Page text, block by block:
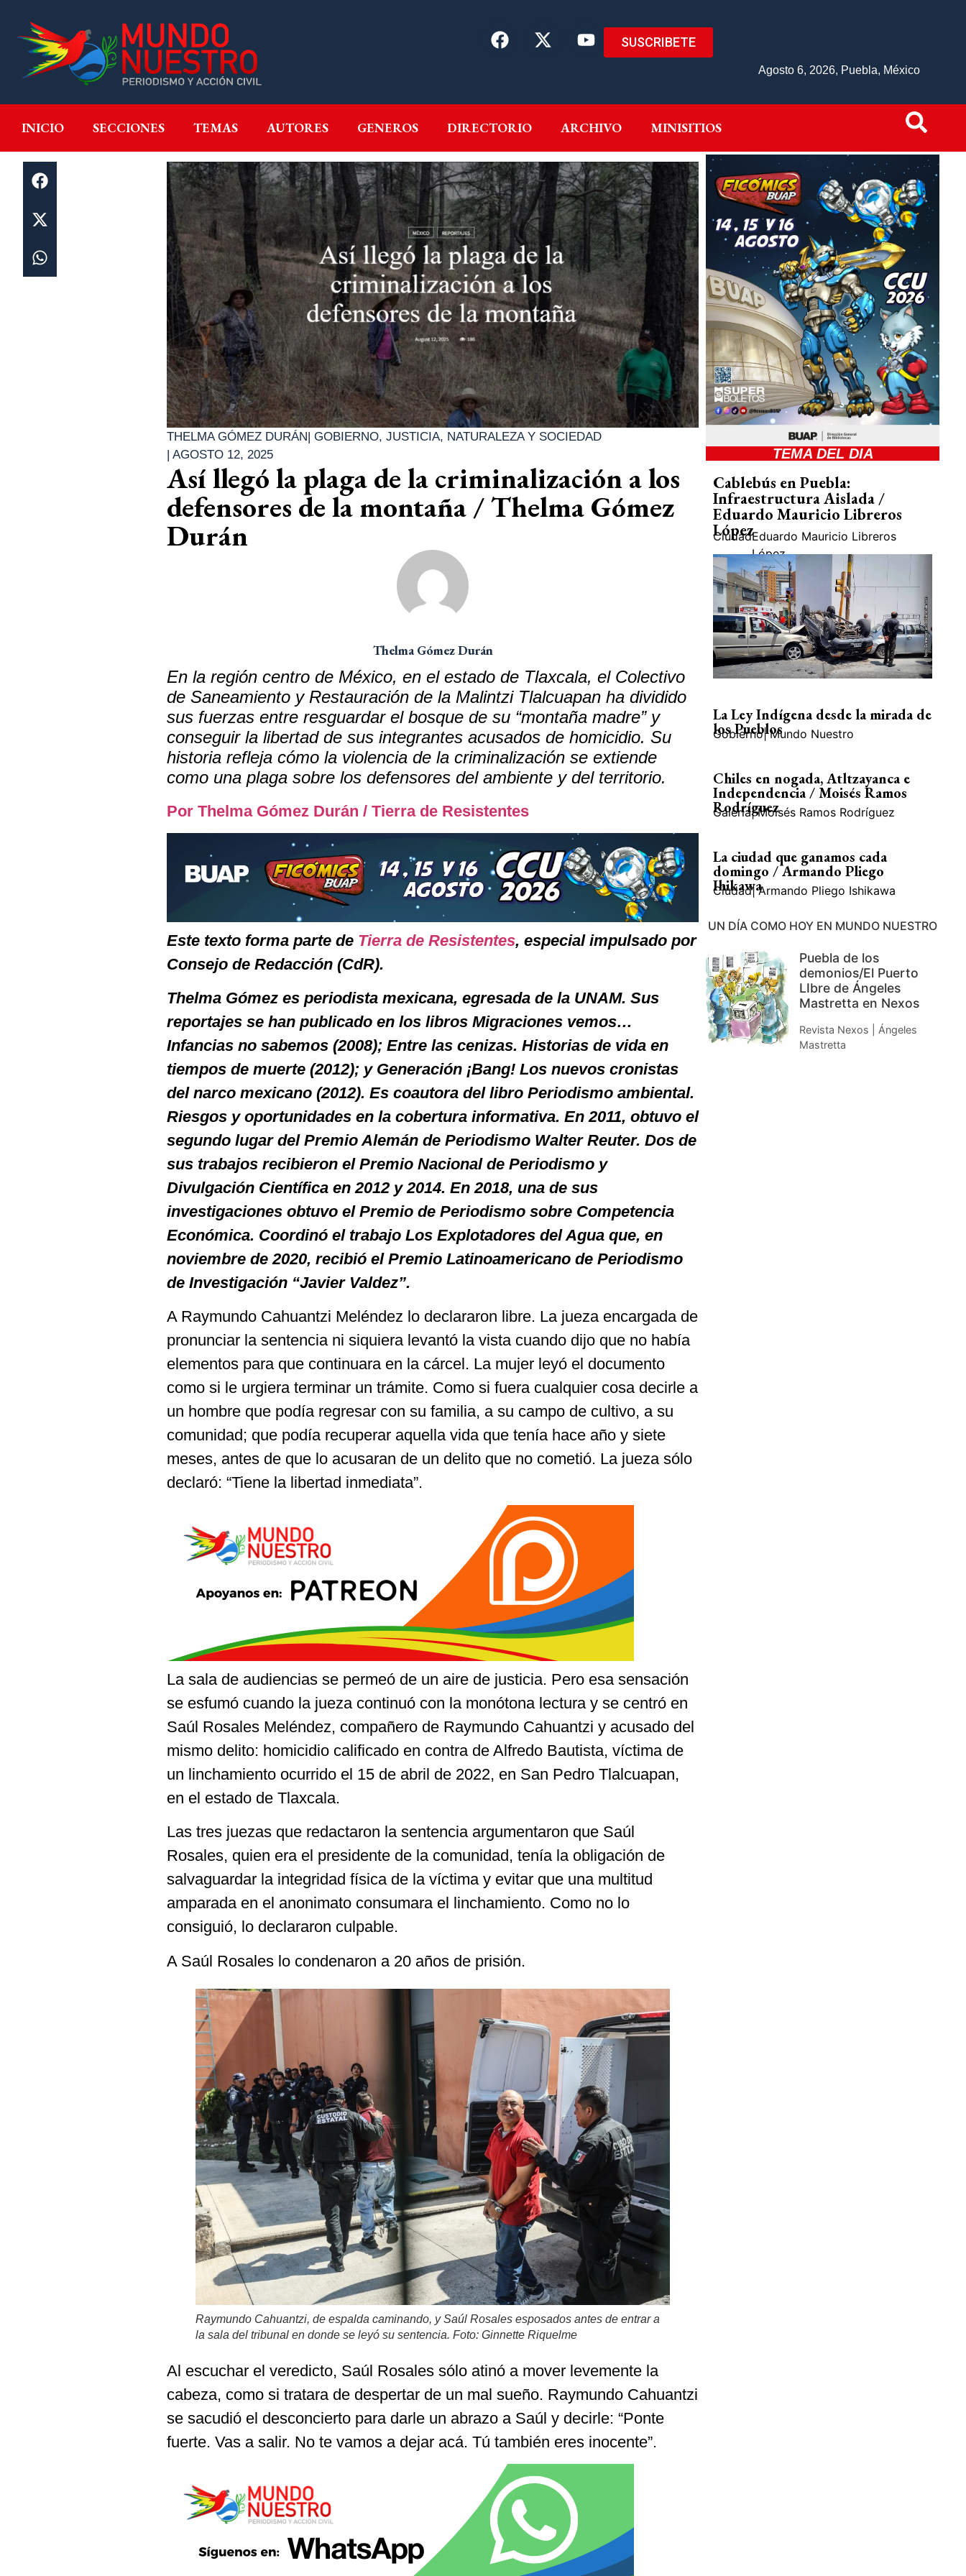
SUSCRIBETE
Agosto 6, 2026, Puebla, México
INICIO SECCIONES TEMAS AUTORES GENEROS DIRECTORIO ARCHIVO MINISITIOS
INICIO SECCIONES GENEROS DIRECTORIO ARCHIVO MINISITIOS
THELMA GÓMEZ DURÁN| GOBIERNO, JUSTICIA, NATURALEZA Y SOCIEDAD
| AGOSTO 12, 2025
Así llegó la plaga de la criminalización a los
defensores de la montaña / Thelma Gómez
Durán
Thelma Gómez Durán
En la región centro de México, en el estado de Tlaxcala, el Colectivo
de Saneamiento y Restauración de la Malintzi Tlalcuapan ha dividido
sus fuerzas entre resguardar el bosque de su “montaña madre” y
conseguir la libertad de sus integrantes acusados de homicidio. Su
historia refleja cómo la violencia de la criminalización se extiende
como una plaga sobre los defensores del ambiente y del territorio.
Por Thelma Gómez Durán / Tierra de Resistentes
Este texto forma parte de Tierra de Resistentes, especial impulsado por
Consejo de Redacción (CdR).
Thelma Gómez es periodista mexicana, egresada de la UNAM. Sus
reportajes se han publicado en los libros Migraciones vemos…
Infancias no sabemos (2008); Entre las cenizas. Historias de vida en
tiempos de muerte (2012); y Generación ¡Bang! Los nuevos cronistas
del narco mexicano (2012). Es coautora del libro Periodismo ambiental.
Riesgos y oportunidades en la cobertura informativa. En 2011, obtuvo el
segundo lugar del Premio Alemán de Periodismo Walter Reuter. Dos de
sus trabajos recibieron el Premio Nacional de Periodismo y
Divulgación Científica en 2012 y 2014. En 2018, una de sus
investigaciones obtuvo el Premio de Periodismo sobre Competencia
Económica. Coordinó el trabajo Los Explotadores del Agua que, en
noviembre de 2020, recibió el Premio Latinoamericano de Periodismo
de Investigación “Javier Valdez”.
A Raymundo Cahuantzi Meléndez lo declararon libre. La jueza encargada de
pronunciar la sentencia ni siquiera levantó la vista cuando dijo que no había
elementos para que continuara en la cárcel. La mujer leyó el documento
como si le urgiera terminar un trámite. Como si fuera cualquier cosa decirle a
un hombre que podía regresar con su familia, a su campo de cultivo, a su
comunidad; que podía recuperar aquella vida que tenía hace año y siete
meses, antes de que lo acusaran de un delito que no cometió. La jueza sólo
declaró: “Tiene la libertad inmediata”.
La sala de audiencias se permeó de un aire de justicia. Pero esa sensación
se esfumó cuando la jueza continuó con la monótona lectura y se centró en
Saúl Rosales Meléndez, compañero de Raymundo Cahuantzi y acusado del
mismo delito: homicidio calificado en contra de Alfredo Bautista, víctima de
un linchamiento ocurrido el 15 de abril de 2022, en San Pedro Tlalcuapan,
en el estado de Tlaxcala.
Las tres juezas que redactaron la sentencia argumentaron que Saúl
Rosales, quien era el presidente de la comunidad, tenía la obligación de
salvaguardar la integridad física de la víctima y evitar que una multitud
amparada en el anonimato consumara el linchamiento. Como no lo
consiguió, lo declararon culpable.
A Saúl Rosales lo condenaron a 20 años de prisión.
Raymundo Cahuantzi, de espalda caminando, y Saúl Rosales esposados antes de entrar a
la sala del tribunal en donde se leyó su sentencia. Foto: Ginnette Riquelme
Al escuchar el veredicto, Saúl Rosales sólo atinó a mover levemente la
cabeza, como si tratara de despertar de un mal sueño. Raymundo Cahuantzi
se sacudió el desconcierto para darle un abrazo a Saúl y decirle: “Ponte
fuerte. Vas a salir. No te vamos a dejar acá. Tú también eres inocente”.
TEMA DEL DIA
Cablebús en Puebla:
Infraestructura Aislada /
Eduardo Mauricio Libreros
López
CiudadEduardo Mauricio Libreros
López
La Ley Indígena desde la mirada de
los Pueblos
Gobierno| Mundo Nuestro
Chiles en nogada, Atltzayanca e
Independencia / Moisés Ramos
Rodríguez
Galería| Moisés Ramos Rodríguez
La ciudad que ganamos cada
domingo / Armando Pliego
Ihikawa
Ciudad| Armando Pliego Ishikawa
UN DÍA COMO HOY EN MUNDO NUESTRO
Puebla de los
demonios/El Puerto
LIbre de Ángeles
Mastretta en Nexos
Revista Nexos | Ángeles
Mastretta